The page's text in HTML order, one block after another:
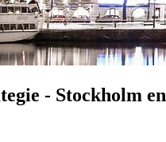
- Stockholm en